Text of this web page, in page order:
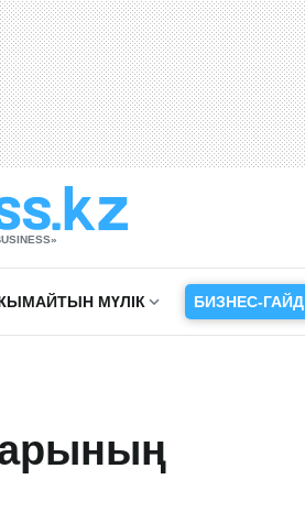
МҮЛІК БИЗНЕС-ГАЙД